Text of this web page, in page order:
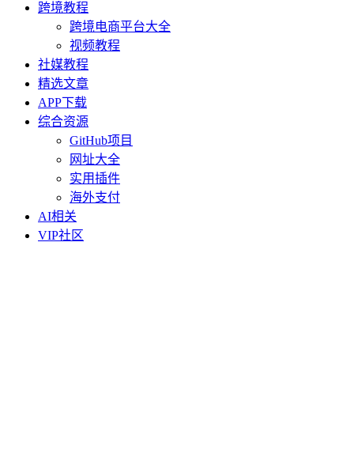
跨境教程
跨境电商平台大全
视频教程
社媒教程
精选文章
APP下载
综合资源
GitHub项目
网址大全
实用插件
海外支付
AI相关
VIP社区